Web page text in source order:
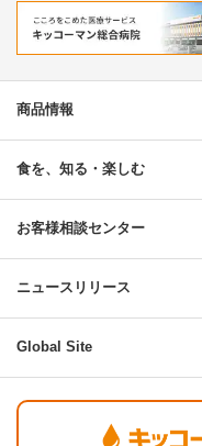
商品情報
食を、知る・楽しむ
お客様相談センター
ニュースリリース
Global Site